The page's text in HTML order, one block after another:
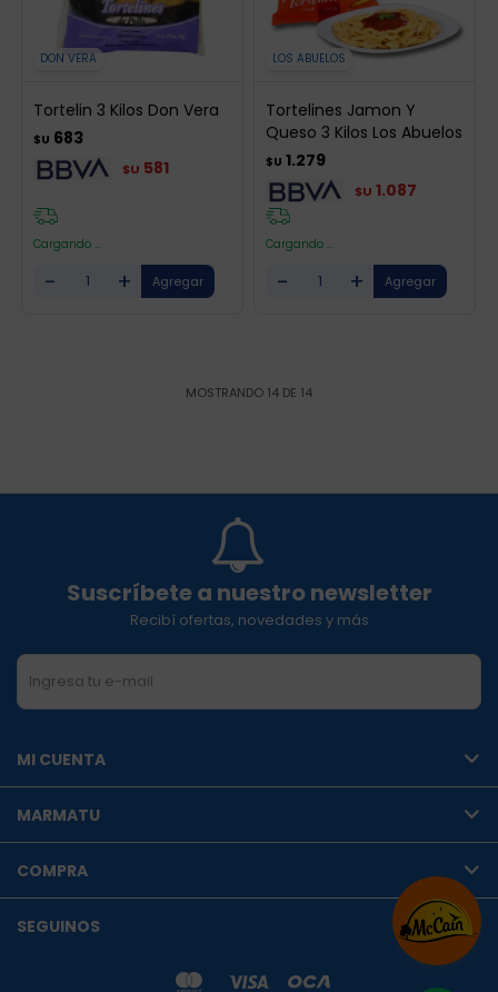
DON VERA
Tortelin 3 Kilos Don Vera
$U 683
$U 581
Cargando ...
- +
LOS ABUELOS
Tortelines Jamon Y
Queso 3 Kilos Los Abuelos
$U 1.279
$U 1.087
Cargando ...
- +
MOSTRANDO 14 DE 14
Suscríbete a nuestro newsletter
Recibí ofertas, novedades y más
MI CUENTA
MARMATU
COMPRA
SEGUINOS